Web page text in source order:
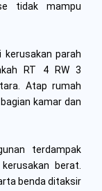
tidak mampu
parah
RT 4 RW 3
Atap rumah
kamar dan
terdampak
berat.
benda ditaksir